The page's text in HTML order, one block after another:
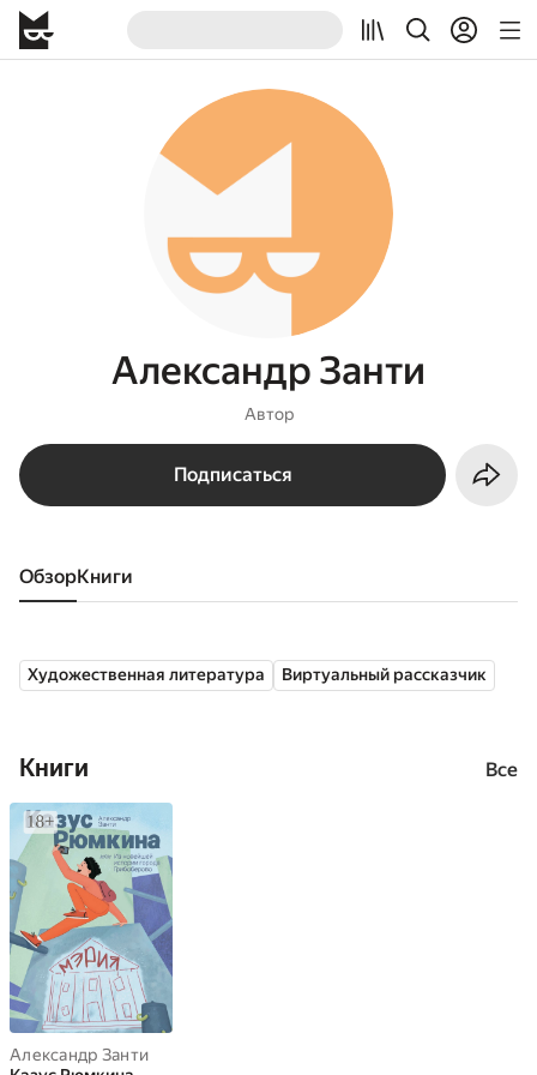
Александр Занти
Автор
Подписаться
Обзор книги
Художественная литература Виртуальный рассказчик
Книги Все
Александр Занти